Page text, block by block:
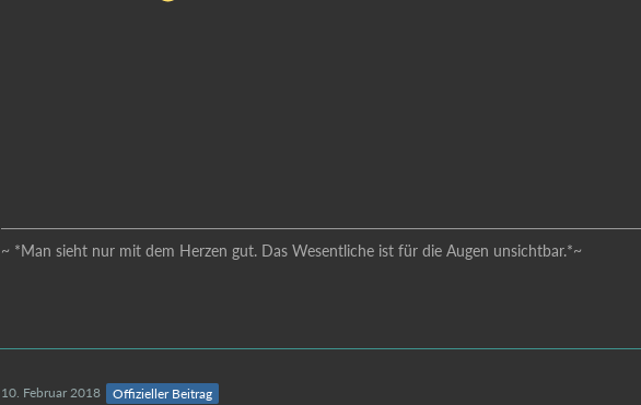
~ *Man sieht nur mit dem Herzen gut. Das Wesentliche ist für die Augen unsichtbar.*~
10. Februar 2018 Offizieller Beitrag